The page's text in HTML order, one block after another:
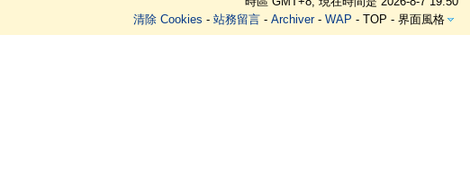
清除 Cookies - 站務留言- Archiver- WAP - TOP - 界面風格